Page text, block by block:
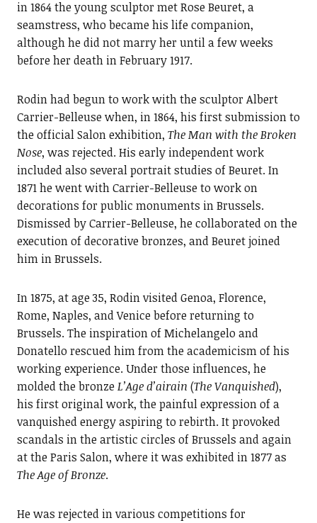
in 1864 the young sculptor met Rose Beuret, a
seamstress, who became his life companion,
although he did not marry her until a few weeks
before her death in February 1917.
Rodin had begun to work with the sculptor Albert
Carrier-Belleuse when, in 1864, his first submission to
the official Salon exhibition, The Man with the Broken
Nose, was rejected. His early independent work
included also several portrait studies of Beuret. In
1871 he went with Carrier-Belleuse to work on
decorations for public monuments in Brussels.
Dismissed by Carrier-Belleuse, he collaborated on the
execution of decorative bronzes, and Beuret joined
him in Brussels.
In 1875, at age 35, Rodin visited Genoa, Florence,
Rome, Naples, and Venice before returning to
Brussels. The inspiration of Michelangelo and
Donatello rescued him from the academicism of his
working experience. Under those influences, he
molded the bronzeL’Age d’airain (The Vanquished),
his first original work, the painful expression of a
vanquished energy aspiring to rebirth. It provoked
scandals in the artistic circles of Brussels and again
at the Paris Salon, where it was exhibited in 1877 as
The Age of Bronze.
He was rejected in various competitions for